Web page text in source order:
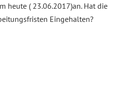
heute ( 23.06.2017)an. Hat die
Eingehalten?